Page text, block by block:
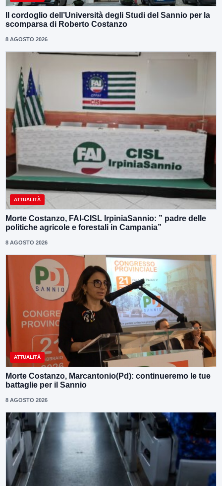
Il cordoglio dell’Università degli Studi del Sannio per la
scomparsa di Roberto Costanzo
8 AGOSTO 2026
ATTUALITÀ
Morte Costanzo, FAI-CISL IrpiniaSannio: ” padre delle
politiche agricole e forestali in Campania”
8 AGOSTO 2026
ATTUALITÀ
Morte Costanzo, Marcantonio(Pd): continueremo le tue
battaglie per il Sannio
8 AGOSTO 2026